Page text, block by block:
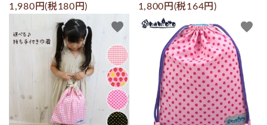
1,980円(税180円) 1,800円(税164円)
favorite favorite